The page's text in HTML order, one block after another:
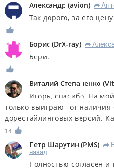
Александр (avion) R
Так дорого, за его
Борис (DrX-ray) R
Бери.
Виталий Степаненко (
Игорь, спасибо. На
только выиграют от наличия
дорестайлинговых версий.
14
Петр Шарутин (PMS) R
назад
Полностью согласен и